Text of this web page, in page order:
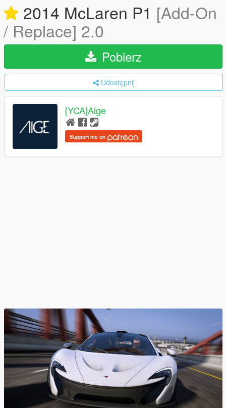
2014 McLaren P1 [Add-On
/ Replace] 2.0
Pobierz
Udostępnij
[YCA]Aige
Support me on